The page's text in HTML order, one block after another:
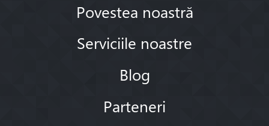
Povestea noastră
Serviciile noastre
Blog
Parteneri